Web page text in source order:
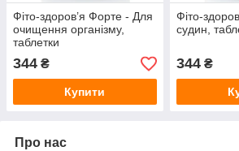
Фіто-здоров’я Форте - Для
очищення організму,
таблетки
344 ₴
Купити
Фіто-
судин,
344₴
Про нас